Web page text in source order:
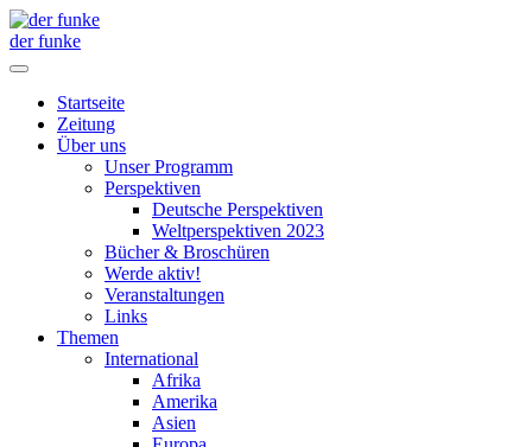
der funke
Startseite
Zeitung
Über uns
Unser Programm
Perspektiven
Deutsche Perspektiven
Weltperspektiven 2023
Bücher & Broschüren
Werde aktiv!
Veranstaltungen
Links
Themen
International
Afrika
Amerika
Asien